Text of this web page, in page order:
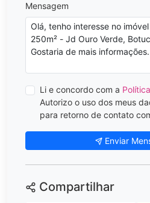
Mensagem
Li e concordo com a
Autorizo o uso dos meus
para retorno de contato
Enviar
Compartilhar